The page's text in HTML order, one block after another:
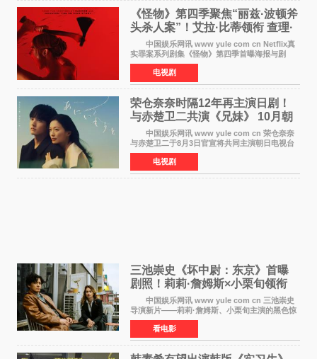
《怪物》第四季聚焦“丽兹·波顿斧
头杀人案”！艾拉·比蒂领衔 查理·
汉纳姆、莎拉·保
中国娱乐网讯 www yule com cn Netflix真
实罪案系列剧集《怪物》第四季首曝海报与剧
照，聚焦鹅妈妈童谣亦有记载的著名血腥杀人案
——丽兹·波顿砍死生父与继母案。 本季由艾
拉·比蒂饰
电视剧
荣仓奈奈时隔12年再主演日剧！
与赤楚卫二共演《兄妹》 10月朝
日新档开播
中国娱乐网讯 www yule com cn 荣仓奈奈
与赤楚卫二于8月3日官宣将共同主演朝日电视台
日剧《兄妹》（10月开播，每周六晚10点播
出）。这也是荣仓奈奈继TBS剧集《为了N》之
后，暌违12年再度担
电视剧
三池崇史《坏中尉：东京》首曝
剧照！莉莉·詹姆斯×小栗旬领衔
黑色惊悚再升级
中国娱乐网讯 www yule com cn 三池崇史
导演新片——莉莉·詹姆斯、小栗旬主演的黑色惊
悚电影《坏中尉：东京》首曝剧照。继阿贝尔·费
拉拉&times;哈威·凯特尔的1992年《坏中尉》和
沃纳·赫
看电影